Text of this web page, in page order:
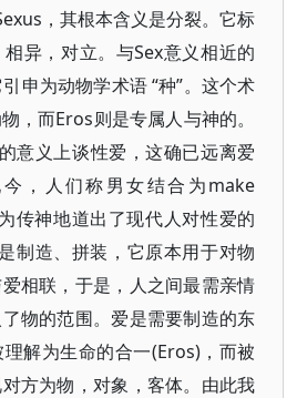
，其根本含义是分裂。它标
异，对立。与Sex意义相近的
申为动物学术语 “种”。这个术
，而Eros则是专属人与神的。
意义上谈性爱，这确已远离爱
，人们称男女结合为make
传神地道出了现代人对性爱的
制造、拼装，它原本用于对物
相联，于是，人之间最需亲情
物的范围。爱是需要制造的东
解为生命的合一(Eros)，而被
方为物，对象，客体。由此我